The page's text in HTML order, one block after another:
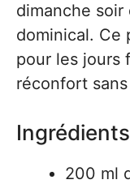
dimanche
dominical. Ce
pour les jours
réconfort
200 ml